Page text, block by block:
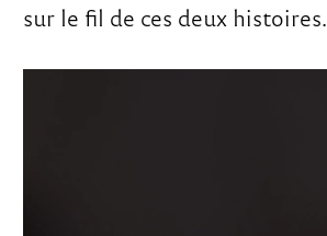
sur le fil de ces deux histoires.